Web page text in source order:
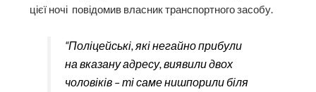
цієї ночі повідомив власник транспортного засобу.
“Поліцейські, які негайно прибули
на вказану адресу, виявили двох
чоловіків – ті саме нишпорили біля